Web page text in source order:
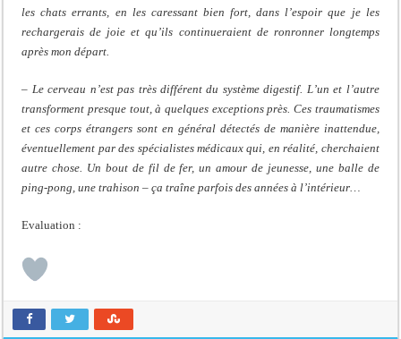
les chats errants, en les caressant bien fort, dans l’espoir que je les
rechargerais de joie et qu’ils continueraient de ronronner longtemps
après mon départ.
– Le cerveau n’est pas très différent du système digestif. L’un et l’autre
transforment presque tout, à quelques exceptions près. Ces traumatismes
et ces corps étrangers sont en général détectés de manière inattendue,
éventuellement par des spécialistes médicaux qui, en réalité, cherchaient
autre chose. Un bout de fil de fer, un amour de jeunesse, une balle de
ping-pong, une trahison – ça traîne parfois des années à l’intérieur…
Evaluation :